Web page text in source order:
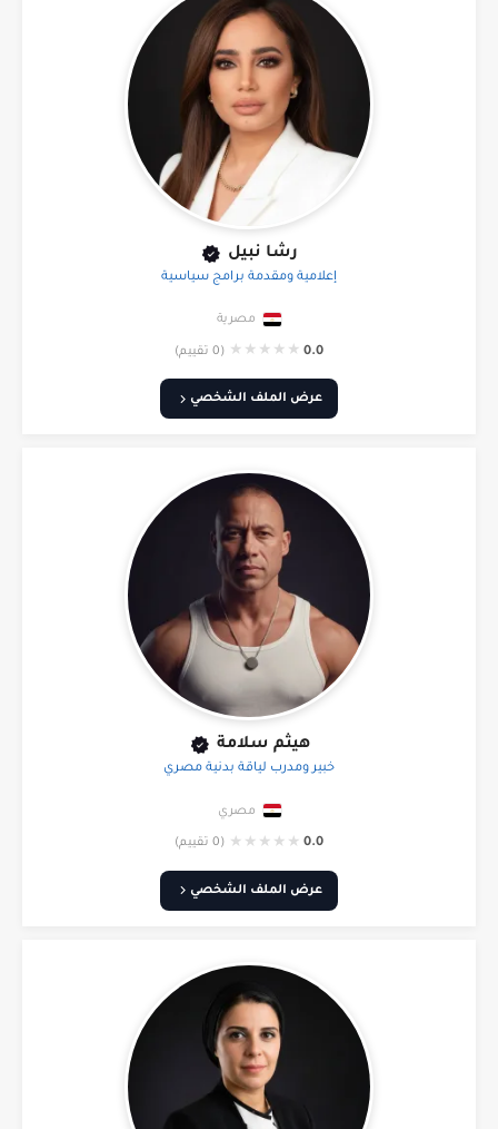
رشا نبيل
إعلامية ومقدمة برامج سياسية
مصرية
0.0
★
★
★
★
★ (0 تقييم)
عرض الملف الشخصي
هيثم سلامة
خبير ومدرب لياقة بدنية مصري
مصري
0.0
★
★
★
★
★ (0 تقييم)
عرض الملف الشخصي